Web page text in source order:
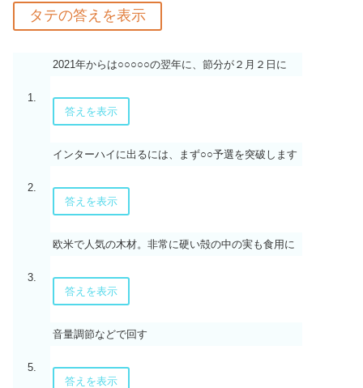
1.
2021年からは○○○○○の翌年に、節分が２月２日に
答えを表示
2.
インターハイに出るには、まず○○予選を突破します
答えを表示
3.
欧米で人気の木材。非常に硬い殻の中の実も食用に
答えを表示
5.
音量調節などで回す
答えを表示